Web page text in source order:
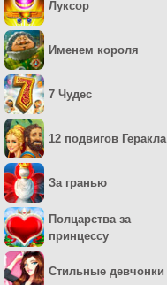
Луксор
Именем короля
7 Чудес
12 подвигов Геракла
За гранью
Полцарства за
принцессу
Стильные девчонки